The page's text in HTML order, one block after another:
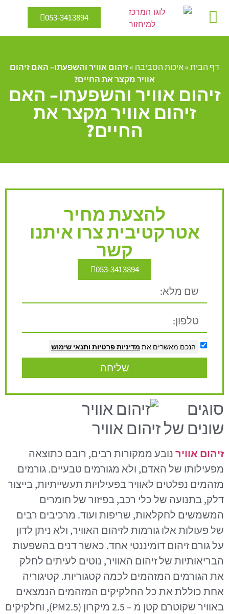
053-3413894
דף הבית»איכות הסביבה »זיהום אוויר והשפעתו– האם זיהום
אוויר מקצר את החיים?
זיהום אוויר והשפעתו– האם
זיהום אוויר מקצר את
החיים?
להצעת מחיר
אטרקטיבית צרו איתנו
קשר
053-3413894
הנכם מאשרים את מדיניות פרטיות ותנאי שימוש
שליחה
סוגים
שונים של זיהום אוויר
זיהום אווירנובע ממקורות רבים, רובם כתוצאה
מפעילותו של האדם, ולא מגורמים טבעיים. גורמים
מזהמים נפלטים לאוויר בפעילויות תעשייתיות, בייצור
דלק, בתנועה של כלי רכב, בפיזור של חומרים
המשמשים לחקלאות, שריפות ועוד. מרכיבים רבים
של פעולות אלו גורמות לזיהום האוויר, ולא ניתן לדון
על גורם זיהום דומיננטי אחד. כאשר דנים בהשפעות
הבריאותיות של זיהום האוויר, נוטים לעיתים לחלק
את הגורמים המזהמים לכמה קטגוריות. קטיגוריה
אחת כוללת את כל החלקיקים המזהמים הנמצאים
באוויר שקוטרם קטן מ – 2.5 מיקרון (PM2.5), וחלקיקים